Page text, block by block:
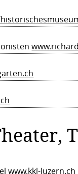
www.kkl-luzern.ch